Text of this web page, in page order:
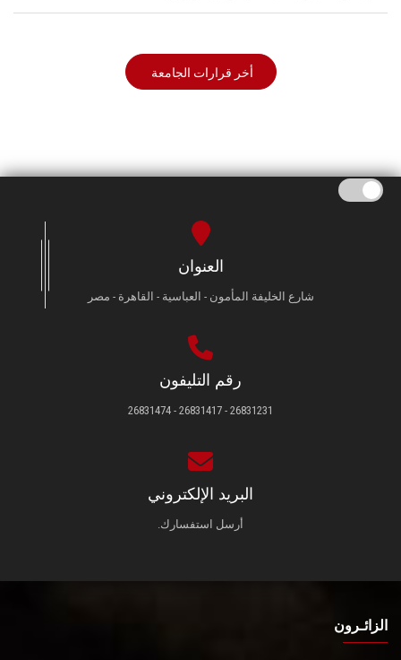
أخر قرارات الجامعة
العنوان
شارع الخليفة المأمون - العباسية - القاهرة - مصر
رقم التليفون
26831231 - 26831417 - 26831474
البريد الإلكتروني
أرسل استفسارك.
الزائـرون